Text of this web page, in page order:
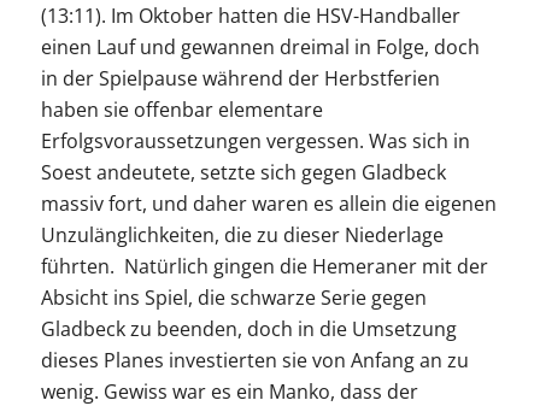
(13:11). Im Oktober hatten die HSV-Handballer
einen Lauf und gewannen dreimal in Folge, doch
in der Spielpause während der Herbstferien
haben sie offenbar elementare
Erfolgsvoraussetzungen vergessen. Was sich in
Soest andeutete, setzte sich gegen Gladbeck
massiv fort, und daher waren es allein die eigenen
Unzulänglichkeiten, die zu dieser Niederlage
führten. Natürlich gingen die Hemeraner mit der
Absicht ins Spiel, die schwarze Serie gegen
Gladbeck zu beenden, doch in die Umsetzung
dieses Planes investierten sie von Anfang an zu
wenig. Gewiss war es ein Manko, dass der